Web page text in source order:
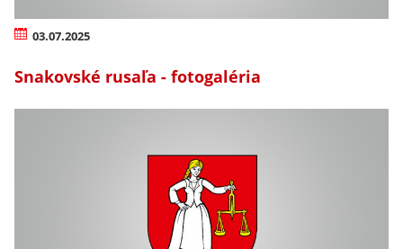
03.07.2025
Snakovské rusaľa - fotogaléria